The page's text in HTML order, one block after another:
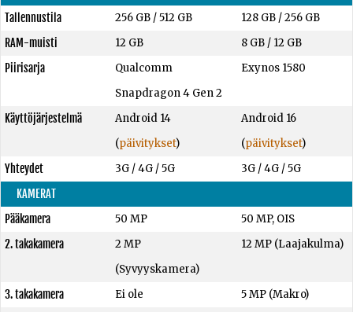
Tallennustila
256 GB/512 GB 128 GB /256 GB
RAM-muisti
12 GB 8 GB / 12 GB
Piirisarja
Qualcomm
Snapdragon 4 Gen 2
Exynos 1580
Käyttöjärjestelmä
Android 14
(päivitykset)
Android 16
(päivitykset)
Yhteydet
3G / 4G / 5G
3G / 4G / 5G
KAMERAT
Pääkamera
50 MP
50 MP, OIS
2. takakamera
2 MP
(Syvyyskamera)
12 MP (Laajakulma)
3. takakamera Ei ole
5 MP (Makro)